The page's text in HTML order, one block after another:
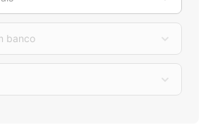
banco